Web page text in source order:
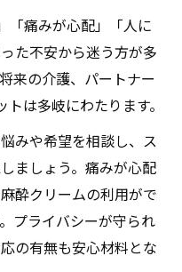
「痛みが心配」「人に
た不安から迷う方が多
来の介護、パートナー
は多岐にわたります。
みや希望を相談し、ス
ましょう。痛みが心配
酔クリームの利用がで
プライバシーが守られ
の有無も安心材料とな